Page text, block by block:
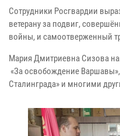
Сотрудники Росгвардии
ветерану за подвиг,
войны, и самоотверженный
Мария Дмитриевна Сизова
«За освобождение
Сталинграда» и многими